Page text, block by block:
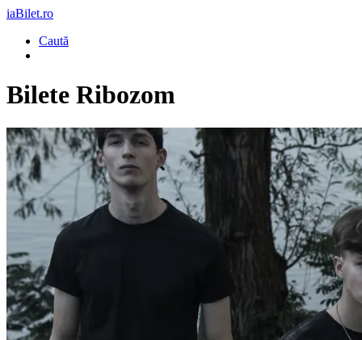
iaBilet.ro
Caută
Bilete Ribozom